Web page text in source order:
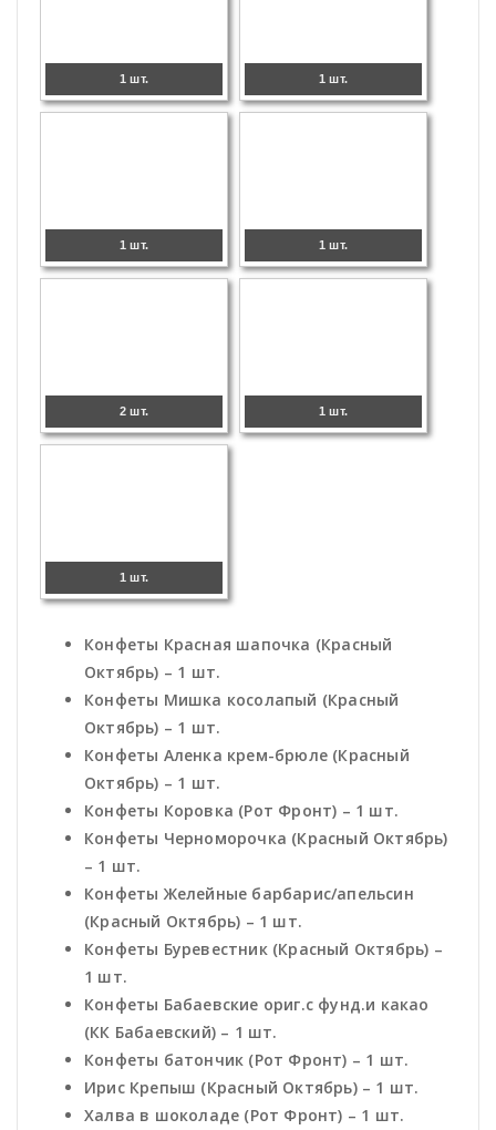
1 шт. 1 шт.
1 шт. 1 шт.
2 шт. 1 шт.
1 шт.
Конфеты Красная шапочка (Красный
Октябрь) – 1 шт.
Конфеты Мишка косолапый (Красный
Октябрь) – 1 шт.
Конфеты Аленка крем-брюле (Красный
Октябрь) – 1 шт.
Конфеты Коровка (Рот Фронт) – 1 шт.
Конфеты Черноморочка (Красный Октябрь)
– 1 шт.
Конфеты Желейные барбарис/апельсин
(Красный Октябрь) – 1 шт.
Конфеты Буревестник (Красный Октябрь) –
1 шт.
Конфеты Бабаевские ориг.с фунд.и какао
(КК Бабаевский) – 1 шт.
Конфеты батончик (Рот Фронт) – 1 шт.
Ирис Крепыш (Красный Октябрь) – 1 шт.
Халва в шоколаде (Рот Фронт) – 1 шт.